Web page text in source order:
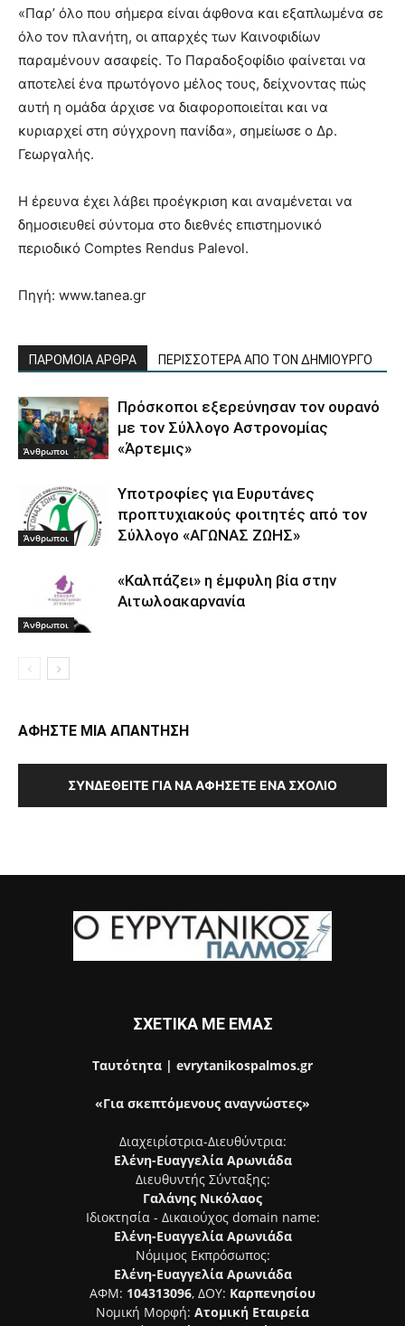
«Παρ’ όλο που σήμερα είναι άφθονα και εξαπλωμένα σε
όλο τον πλανήτη, οι απαρχές των Καινοφιδίων
παραμένουν ασαφείς. Το Παραδοξοφίδιο φαίνεται να
αποτελεί ένα πρωτόγονο μέλος τους, δείχνοντας πώς
αυτή η ομάδα άρχισε να διαφοροποιείται και να
κυριαρχεί στη σύγχρονη πανίδα», σημείωσε ο Δρ.
Γεωργαλής.
Η έρευνα έχει λάβει προέγκριση και αναμένεται να
δημοσιευθεί σύντομα στο διεθνές επιστημονικό
περιοδικό Comptes Rendus Palevol.
Πηγή: www.tanea.gr
ΠΑΡΟΜΟΙΑ ΑΡΘΡΑ ΠΕΡΙΣΣΟΤΕΡΑ ΑΠΟ ΤΟΝ ΔΗΜΙΟΥΡΓΟ
Άνθρωποι
Πρόσκοποι εξερεύνησαν τον ουρανό
με τον Σύλλογο Αστρονομίας
«Άρτεμις»
Άνθρωποι
Υποτροφίες για Ευρυτάνες
προπτυχιακούς φοιτητές από τον
Σύλλογο «ΑΓΩΝΑΣ ΖΩΗΣ»
Άνθρωποι
«Καλπάζει» η έμφυλη βία στην
Αιτωλοακαρνανία
ΑΦΗΣΤΕ ΜΙΑ ΑΠΑΝΤΗΣΗ
ΣΥΝΔΕΘΕΊΤΕ ΓΙΑ ΝΑ ΑΦΉΣΕΤΕ ΈΝΑ ΣΧΌΛΙΟ
ΣΧΕΤΙΚΑ ΜΕ ΕΜΑΣ
Ταυτότητα | evrytanikospalmos.gr
«Για σκεπτόμενους αναγνώστες»
Διαχειρίστρια-Διευθύντρια:
Ελένη-Ευαγγελία Αρωνιάδα
Διευθυντής Σύνταξης:
Γαλάνης Νικόλαος
Ιδιοκτησία - Δικαιούχος domain name:
Ελένη-Ευαγγελία Αρωνιάδα
Νόμιμος Εκπρόσωπος:
Ελένη-Ευαγγελία Αρωνιάδα
ΑΦΜ: 104313096, ΔΟΥ: Καρπενησίου
Νομική Μορφή: Ατομική Εταιρεία